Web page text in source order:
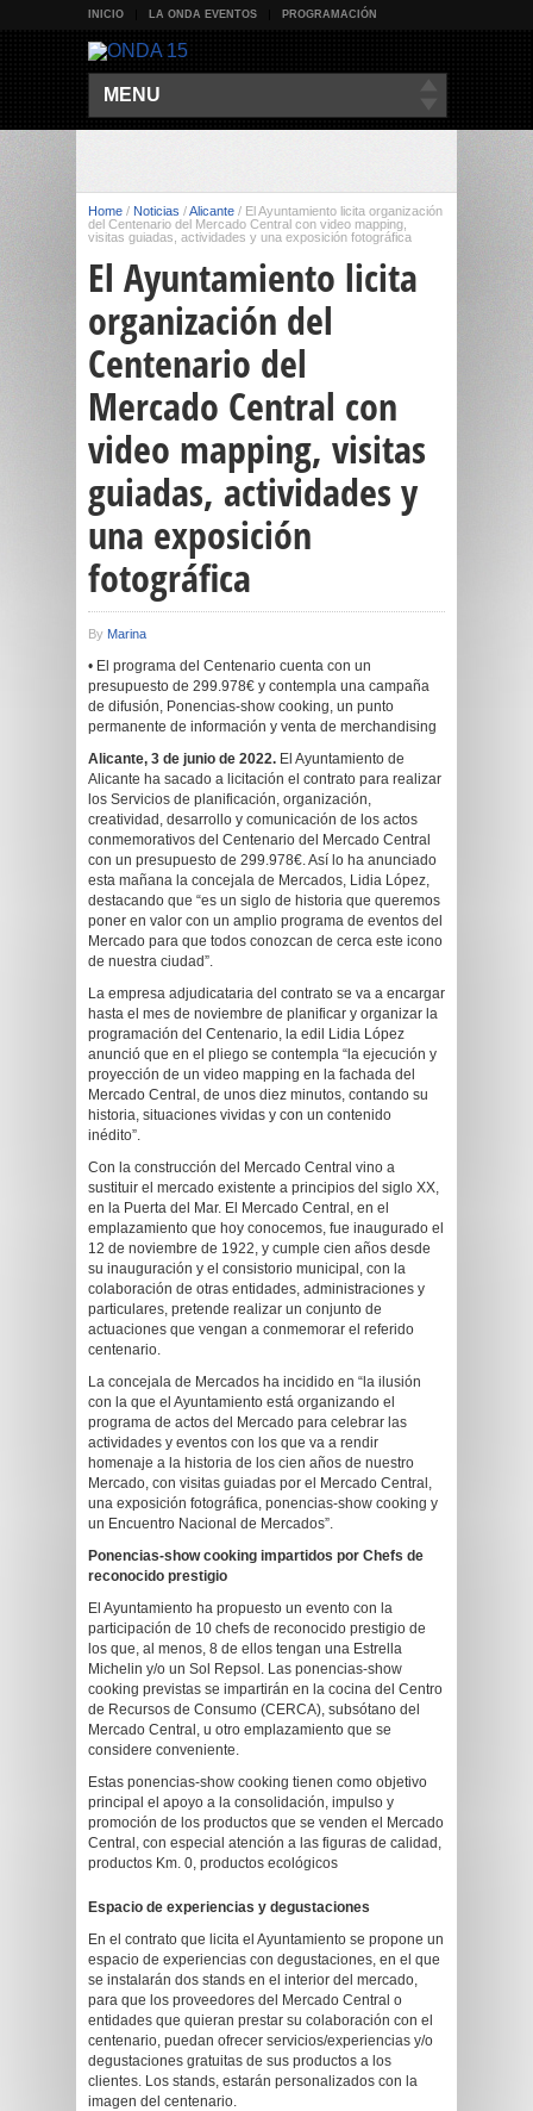
INICIO LA ONDA EVENTOS PROGRAMACIÓN
MENU
Home / Noticias /Alicante / El Ayuntamiento licita organización
del Centenario del Mercado Central con video mapping,
visitas guiadas, actividades y una exposición fotográfica
El Ayuntamiento licita
organización del
Centenario del
Mercado Central con
video mapping, visitas
guiadas, actividades y
una exposición
fotográfica
By Marina
• El programa del Centenario cuenta con un
presupuesto de 299.978€ y contempla una campaña
de difusión, Ponencias-show cooking, un punto
permanente de información y venta de merchandising
Alicante, 3 de junio de 2022. El Ayuntamiento de
Alicante ha sacado a licitación el contrato para realizar
los Servicios de planificación, organización,
creatividad, desarrollo y comunicación de los actos
conmemorativos del Centenario del Mercado Central
con un presupuesto de 299.978€. Así lo ha anunciado
esta mañana la concejala de Mercados, Lidia López,
destacando que “es un siglo de historia que queremos
poner en valor con un amplio programa de eventos del
Mercado para que todos conozcan de cerca este icono
de nuestra ciudad”.
La empresa adjudicataria del contrato se va a encargar
hasta el mes de noviembre de planificar y organizar la
programación del Centenario, la edil Lidia López
anunció que en el pliego se contempla “la ejecución y
proyección de un video mapping en la fachada del
Mercado Central, de unos diez minutos, contando su
historia, situaciones vividas y con un contenido
inédito”.
Con la construcción del Mercado Central vino a
sustituir el mercado existente a principios del siglo XX,
en la Puerta del Mar. El Mercado Central, en el
emplazamiento que hoy conocemos, fue inaugurado el
12 de noviembre de 1922, y cumple cien años desde
su inauguración y el consistorio municipal, con la
colaboración de otras entidades, administraciones y
particulares, pretende realizar un conjunto de
actuaciones que vengan a conmemorar el referido
centenario.
La concejala de Mercados ha incidido en “la ilusión
con la que el Ayuntamiento está organizando el
programa de actos del Mercado para celebrar las
actividades y eventos con los que va a rendir
homenaje a la historia de los cien años de nuestro
Mercado, con visitas guiadas por el Mercado Central,
una exposición fotográfica, ponencias-show cooking y
un Encuentro Nacional de Mercados”.
Ponencias-show cooking impartidos por Chefs de
reconocido prestigio
El Ayuntamiento ha propuesto un evento con la
participación de 10 chefs de reconocido prestigio de
los que, al menos, 8 de ellos tengan una Estrella
Michelin y/o un Sol Repsol. Las ponencias-show
cooking previstas se impartirán en la cocina del Centro
de Recursos de Consumo (CERCA), subsótano del
Mercado Central, u otro emplazamiento que se
considere conveniente.
Estas ponencias-show cooking tienen como objetivo
principal el apoyo a la consolidación, impulso y
promoción de los productos que se venden el Mercado
Central, con especial atención a las figuras de calidad,
productos Km. 0, productos ecológicos
Espacio de experiencias y degustaciones
En el contrato que licita el Ayuntamiento se propone un
espacio de experiencias con degustaciones, en el que
se instalarán dos stands en el interior del mercado,
para que los proveedores del Mercado Central o
entidades que quieran prestar su colaboración con el
centenario, puedan ofrecer servicios/experiencias y/o
degustaciones gratuitas de sus productos a los
clientes. Los stands, estarán personalizados con la
imagen del centenario.